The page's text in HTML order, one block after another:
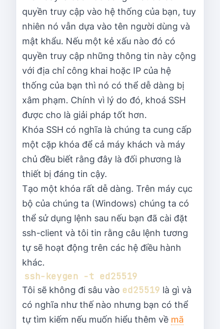
quyền truy cập vào hệ thống của bạn, tuy
nhiên nó vẫn dựa vào tên người dùng và
mật khẩu. Nếu một kẻ xấu nào đó có
quyền truy cập những thông tin này cộng
với địa chỉ công khai hoặc IP của hệ
thống của bạn thì nó có thể dễ dàng bị
xâm phạm. Chính vì lý do đó, khoá SSH
được cho là giải pháp tốt hơn.
Khóa SSH có nghĩa là chúng ta cung cấp
một cặp khóa để cả máy khách và máy
chủ đều biết rằng đây là đối phương là
thiết bị đáng tin cậy.
Tạo một khóa rất dễ dàng. Trên máy cục
bộ của chúng ta (Windows) chúng ta có
thể sử dụng lệnh sau nếu bạn đã cài đặt
ssh-client và tôi tin rằng câu lệnh tương
tự sẽ hoạt động trên các hệ điều hành
khác.
Tôi sẽ không đi sâu vào ed25519 là gì và
có nghĩa như thế nào nhưng bạn có thể
tự tìm kiếm nếu muốn hiểu thêm về mã